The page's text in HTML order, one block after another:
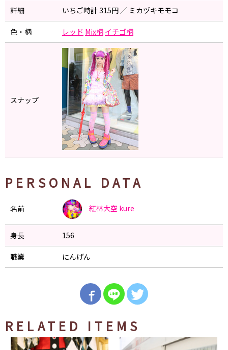
詳細 いちご時計 315円 ／ ミカヅキモモコ
色・柄 レッド Mix柄 イチゴ柄
スナップ
PERSONAL DATA
名前 紅林大空 kure
身長 156
職業 にんげん
RELATED ITEMS